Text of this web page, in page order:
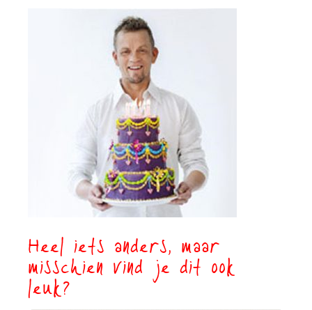
Heel iets anders, maar
misschien vind je dit ook
leuk?